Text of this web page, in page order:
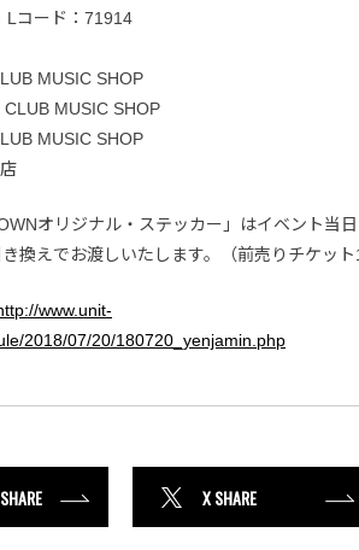
Lコード：71914
MUSIC SHOP
MUSIC SHOP
MUSIC SHOP
オリジナル・ステッカー」はイベント当
換えでお渡しいたします。（前売りチケッ
www.unit-
2018/07/20/180720_yenjamin.php
X SHARE